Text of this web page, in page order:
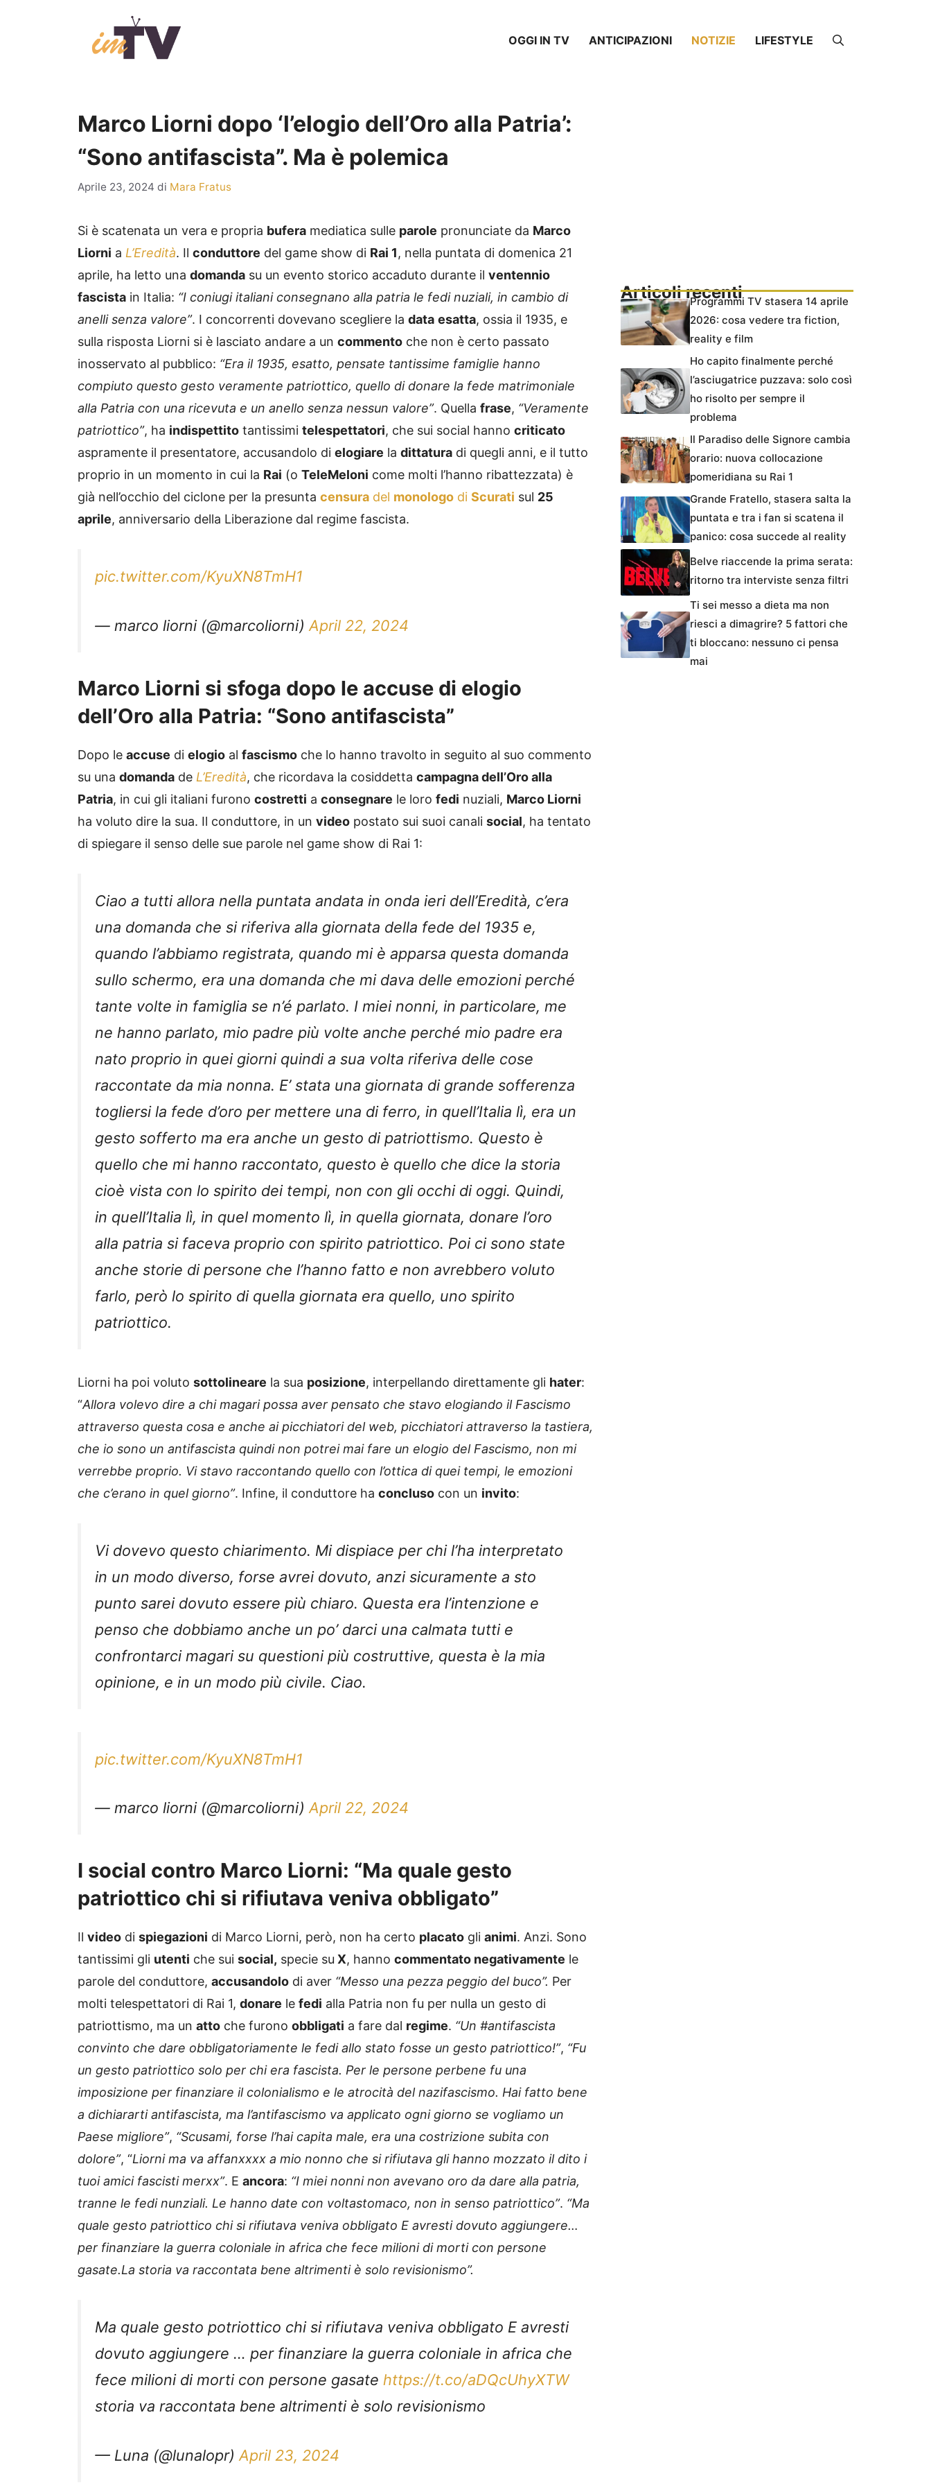
OGGI IN TV ANTICIPAZIONI NOTIZIE LIFESTYLE
Marco Liorni dopo ‘l’elogio dell’Oro alla Patria’:
“Sono antifascista”. Ma è polemica
Aprile 23, 2024 di Mara Fratus
Si è scatenata un vera e propria bufera mediatica sulle parole pronunciate da Marco
Liorni a L’Eredità. Il conduttore del game show di Rai 1, nella puntata di domenica 21
aprile, ha letto una domanda su un evento storico accaduto durante il ventennio
fascista in Italia: “I coniugi italiani consegnano alla patria le fedi nuziali, in cambio di
anelli senza valore”. I concorrenti dovevano scegliere la data esatta, ossia il 1935, e
sulla risposta Liorni si è lasciato andare a un commento che non è certo passato
inosservato al pubblico: “Era il 1935, esatto, pensate tantissime famiglie hanno
compiuto questo gesto veramente patriottico, quello di donare la fede matrimoniale
alla Patria con una ricevuta e un anello senza nessun valore”. Quella frase, “Veramente
patriottico”, ha indispettito tantissimi telespettatori, che sui social hanno criticato
aspramente il presentatore, accusandolo di elogiare la dittatura di quegli anni, e il tutto
proprio in un momento in cui la Rai (o TeleMeloni come molti l’hanno ribattezzata) è
già nell’occhio del ciclone per la presunta censura del monologo di Scurati sul 25
aprile, anniversario della Liberazione dal regime fascista.
pic.twitter.com/KyuXN8TmH1
— marco liorni (@marcoliorni) April 22, 2024
Marco Liorni si sfoga dopo le accuse di elogio
dell’Oro alla Patria: “Sono antifascista”
Dopo le accuse di elogio al fascismo che lo hanno travolto in seguito al suo commento
su una domanda de L’Eredità, che ricordava la cosiddetta campagna dell’Oro alla
Patria, in cui gli italiani furono costretti a consegnare le loro fedi nuziali, Marco Liorni
ha voluto dire la sua. Il conduttore, in un video postato sui suoi canali social, ha tentato
di spiegare il senso delle sue parole nel game show di Rai 1:
Ciao a tutti allora nella puntata andata in onda ieri dell’Eredità, c’era
una domanda che si riferiva alla giornata della fede del 1935 e,
quando l’abbiamo registrata, quando mi è apparsa questa domanda
sullo schermo, era una domanda che mi dava delle emozioni perché
tante volte in famiglia se n’é parlato. I miei nonni, in particolare, me
ne hanno parlato, mio padre più volte anche perché mio padre era
nato proprio in quei giorni quindi a sua volta riferiva delle cose
raccontate da mia nonna. E’ stata una giornata di grande sofferenza
togliersi la fede d’oro per mettere una di ferro, in quell’Italia lì, era un
gesto sofferto ma era anche un gesto di patriottismo. Questo è
quello che mi hanno raccontato, questo è quello che dice la storia
cioè vista con lo spirito dei tempi, non con gli occhi di oggi. Quindi,
in quell’Italia lì, in quel momento lì, in quella giornata, donare l’oro
alla patria si faceva proprio con spirito patriottico. Poi ci sono state
anche storie di persone che l’hanno fatto e non avrebbero voluto
farlo, però lo spirito di quella giornata era quello, uno spirito
patriottico.
Liorni ha poi voluto sottolineare la sua posizione, interpellando direttamente gli hater:
“Allora volevo dire a chi magari possa aver pensato che stavo elogiando il Fascismo
attraverso questa cosa e anche ai picchiatori del web, picchiatori attraverso la tastiera,
che io sono un antifascista quindi non potrei mai fare un elogio del Fascismo, non mi
verrebbe proprio. Vi stavo raccontando quello con l’ottica di quei tempi, le emozioni
che c’erano in quel giorno”. Infine, il conduttore ha concluso con un invito:
Vi dovevo questo chiarimento. Mi dispiace per chi l’ha interpretato
in un modo diverso, forse avrei dovuto, anzi sicuramente a sto
punto sarei dovuto essere più chiaro. Questa era l’intenzione e
penso che dobbiamo anche un po’ darci una calmata tutti e
confrontarci magari su questioni più costruttive, questa è la mia
opinione, e in un modo più civile. Ciao.
pic.twitter.com/KyuXN8TmH1
— marco liorni (@marcoliorni) April 22, 2024
I social contro Marco Liorni: “Ma quale gesto
patriottico chi si rifiutava veniva obbligato”
Il video di spiegazioni di Marco Liorni, però, non ha certo placato gli animi. Anzi. Sono
tantissimi gli utenti che sui social, specie su X, hanno commentato negativamente le
parole del conduttore, accusandolo di aver “Messo una pezza peggio del buco”. Per
molti telespettatori di Rai 1, donare le fedi alla Patria non fu per nulla un gesto di
patriottismo, ma un atto che furono obbligati a fare dal regime. “Un #antifascista
convinto che dare obbligatoriamente le fedi allo stato fosse un gesto patriottico!”, “Fu
un gesto patriottico solo per chi era fascista. Per le persone perbene fu una
imposizione per finanziare il colonialismo e le atrocità del nazifascismo. Hai fatto bene
a dichiararti antifascista, ma l’antifascismo va applicato ogni giorno se vogliamo un
Paese migliore”, “Scusami, forse l’hai capita male, era una costrizione subita con
dolore”, “Liorni ma va affanxxxx a mio nonno che si rifiutava gli hanno mozzato il dito i
tuoi amici fascisti merxx”. E ancora: “I miei nonni non avevano oro da dare alla patria,
tranne le fedi nunziali. Le hanno date con voltastomaco, non in senso patriottico”. “Ma
quale gesto patriottico chi si rifiutava veniva obbligato E avresti dovuto aggiungere…
per finanziare la guerra coloniale in africa che fece milioni di morti con persone
gasate.La storia va raccontata bene altrimenti è solo revisionismo”.
Ma quale gesto potriottico chi si rifiutava veniva obbligato E avresti
dovuto aggiungere … per finanziare la guerra coloniale in africa che
fece milioni di morti con persone gasate https://t.co/aDQcUhyXTW
storia va raccontata bene altrimenti è solo revisionismo
— Luna (@lunalopr) April 23, 2024
Articoli recentiProgrammi TV stasera 14 aprile
2026: cosa vedere tra fiction,
reality e film
Ho capito finalmente perché
l’asciugatrice puzzava: solo così
ho risolto per sempre il
problema
Il Paradiso delle Signore cambia
orario: nuova collocazione
pomeridiana su Rai 1
Grande Fratello, stasera salta la
puntata e tra i fan si scatena il
panico: cosa succede al reality
Belve riaccende la prima serata:
ritorno tra interviste senza filtri
Ti sei messo a dieta ma non
riesci a dimagrire? 5 fattori che
ti bloccano: nessuno ci pensa
mai